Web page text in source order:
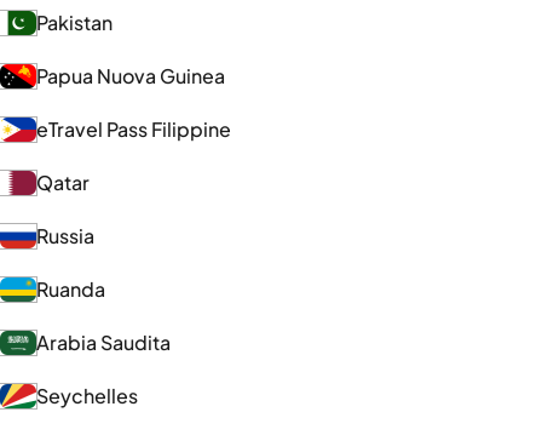
Pakistan
Papua Nuova Guinea
eTravel Pass Filippine
Qatar
Russia
Ruanda
Arabia Saudita
Seychelles